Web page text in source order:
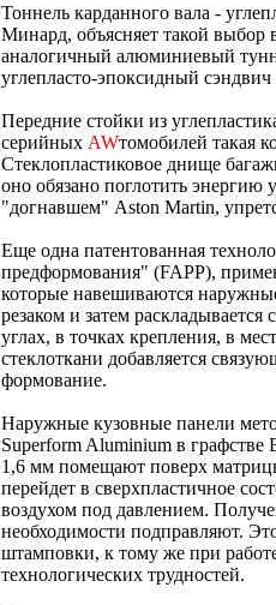
Тоннель карданного вала -
Минард, объясняет такой выбор
аналогичный алюминиевый
углепласто-эпоксидный
Передние стойки из
серийных AWтомобилей такая
Стеклопластиковое днище
оно обязано поглотить энергию
"догнавшем" Aston Martin,
Еще одна патентованная
предформования" (FAPP),
которые навешиваются
резаком и затем
углах, в точках крепления, в
стеклоткани добавляется
формование.
Наружные кузовные панели
Superform Aluminium в
1,6 мм помещают поверх
перейдет в сверхпластичное
воздухом под давлением.
необходимости подправляют.
штамповки, к тому же при
технологических трудностей.